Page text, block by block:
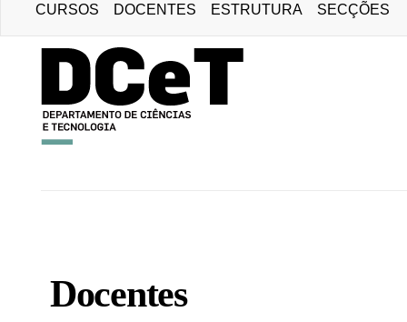
CURSOS DOCENTES ESTRUTURA SECÇÕES
Docentes